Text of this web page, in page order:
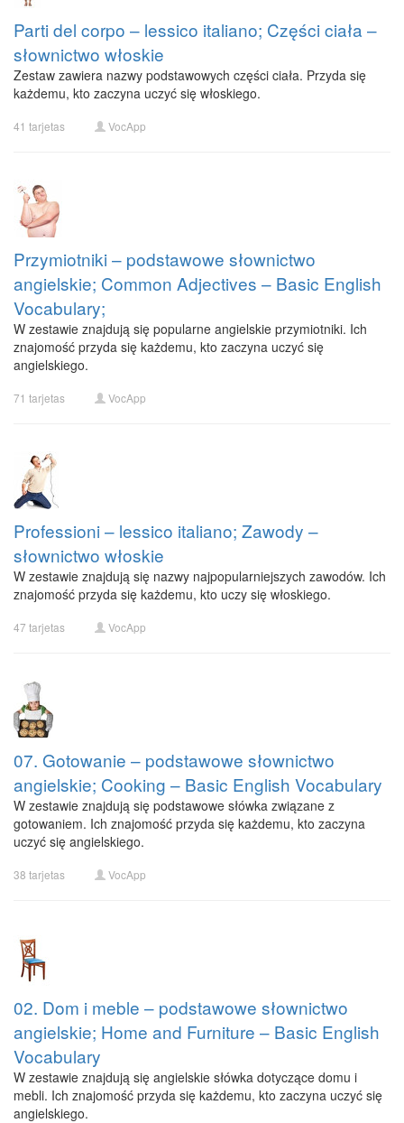
Parti del corpo – lessico italiano; Części ciała –
słownictwo włoskie
Zestaw zawiera nazwy podstawowych części ciała. Przyda się
każdemu, kto zaczyna uczyć się włoskiego.
41 tarjetas VocApp
Przymiotniki – podstawowe słownictwo
angielskie; Common Adjectives – Basic English
Vocabulary;
W zestawie znajdują się popularne angielskie przymiotniki. Ich
znajomość przyda się każdemu, kto zaczyna uczyć się
angielskiego.
71 tarjetas VocApp
Professioni – lessico italiano; Zawody –
słownictwo włoskie
W zestawie znajdują się nazwy najpopularniejszych zawodów. Ich
znajomość przyda się każdemu, kto uczy się włoskiego.
47 tarjetas VocApp
07. Gotowanie – podstawowe słownictwo
angielskie; Cooking – Basic English Vocabulary
W zestawie znajdują się podstawowe słówka związane z
gotowaniem. Ich znajomość przyda się każdemu, kto zaczyna
uczyć się angielskiego.
38 tarjetas VocApp
02. Dom i meble – podstawowe słownictwo
angielskie; Home and Furniture – Basic English
Vocabulary
W zestawie znajdują się angielskie słówka dotyczące domu i
mebli. Ich znajomość przyda się każdemu, kto zaczyna uczyć się
angielskiego.